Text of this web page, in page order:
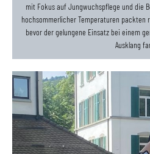
mit Fokus auf Jungwuchspflege und die
hochsommerlicher Temperaturen
bevor der gelungene Einsatz bei einem
Ausklang